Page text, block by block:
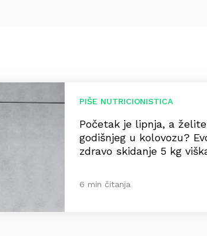
PIŠE NUTRICIONISTICA
Početak je lipnja, a
godišnjeg u kolovozu?
zdravo skidanje 5 kg
6 min čitanja